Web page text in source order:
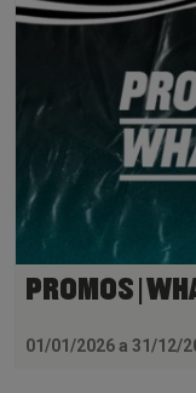
PROMOS |
01/01/2026 a 31/12/